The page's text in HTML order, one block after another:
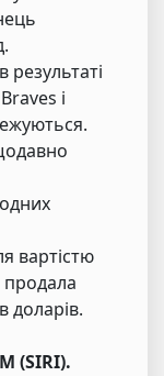
і
вартістю
продала
доларів.
(SIRI).